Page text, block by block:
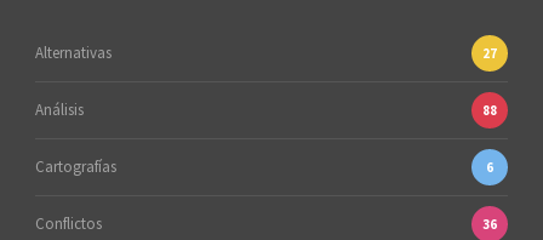
Alternativas 27
Análisis 88
Cartografías 6
Conflictos 36